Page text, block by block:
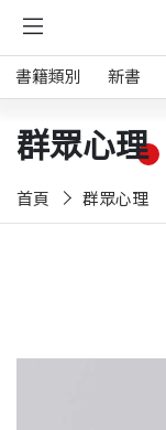
書籍類別 新書
群眾心理
首頁 群眾心理